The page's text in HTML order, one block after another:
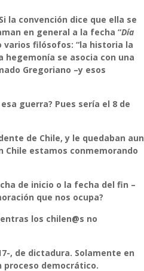
la convención dice que ella se
en general a la fecha “Día
varios filósofos: “la historia la
se asocia con una
Gregoriano –y esos
guerra? Pues sería el 8 de
de Chile, y le quedaban aun
Chile estamos conmemorando
de inicio o la fecha del fin –
que nos ocupa?
los chilen@s no
, de dictadura. Solamente en
proceso democrático.